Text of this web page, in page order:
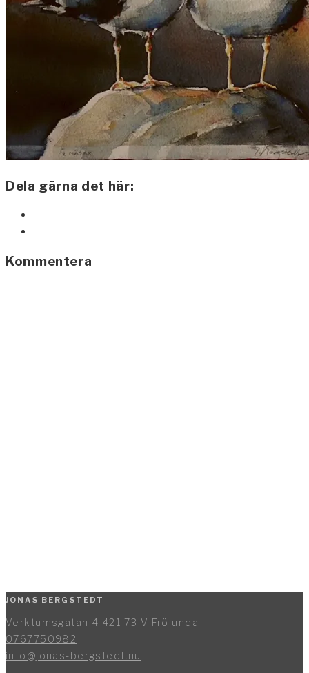
Dela gärna det här:
Kommentera
JONAS BERGSTEDT
Verktumsgatan 4 421 73 V Frölunda
0767750982
info@jonas-bergstedt.nu